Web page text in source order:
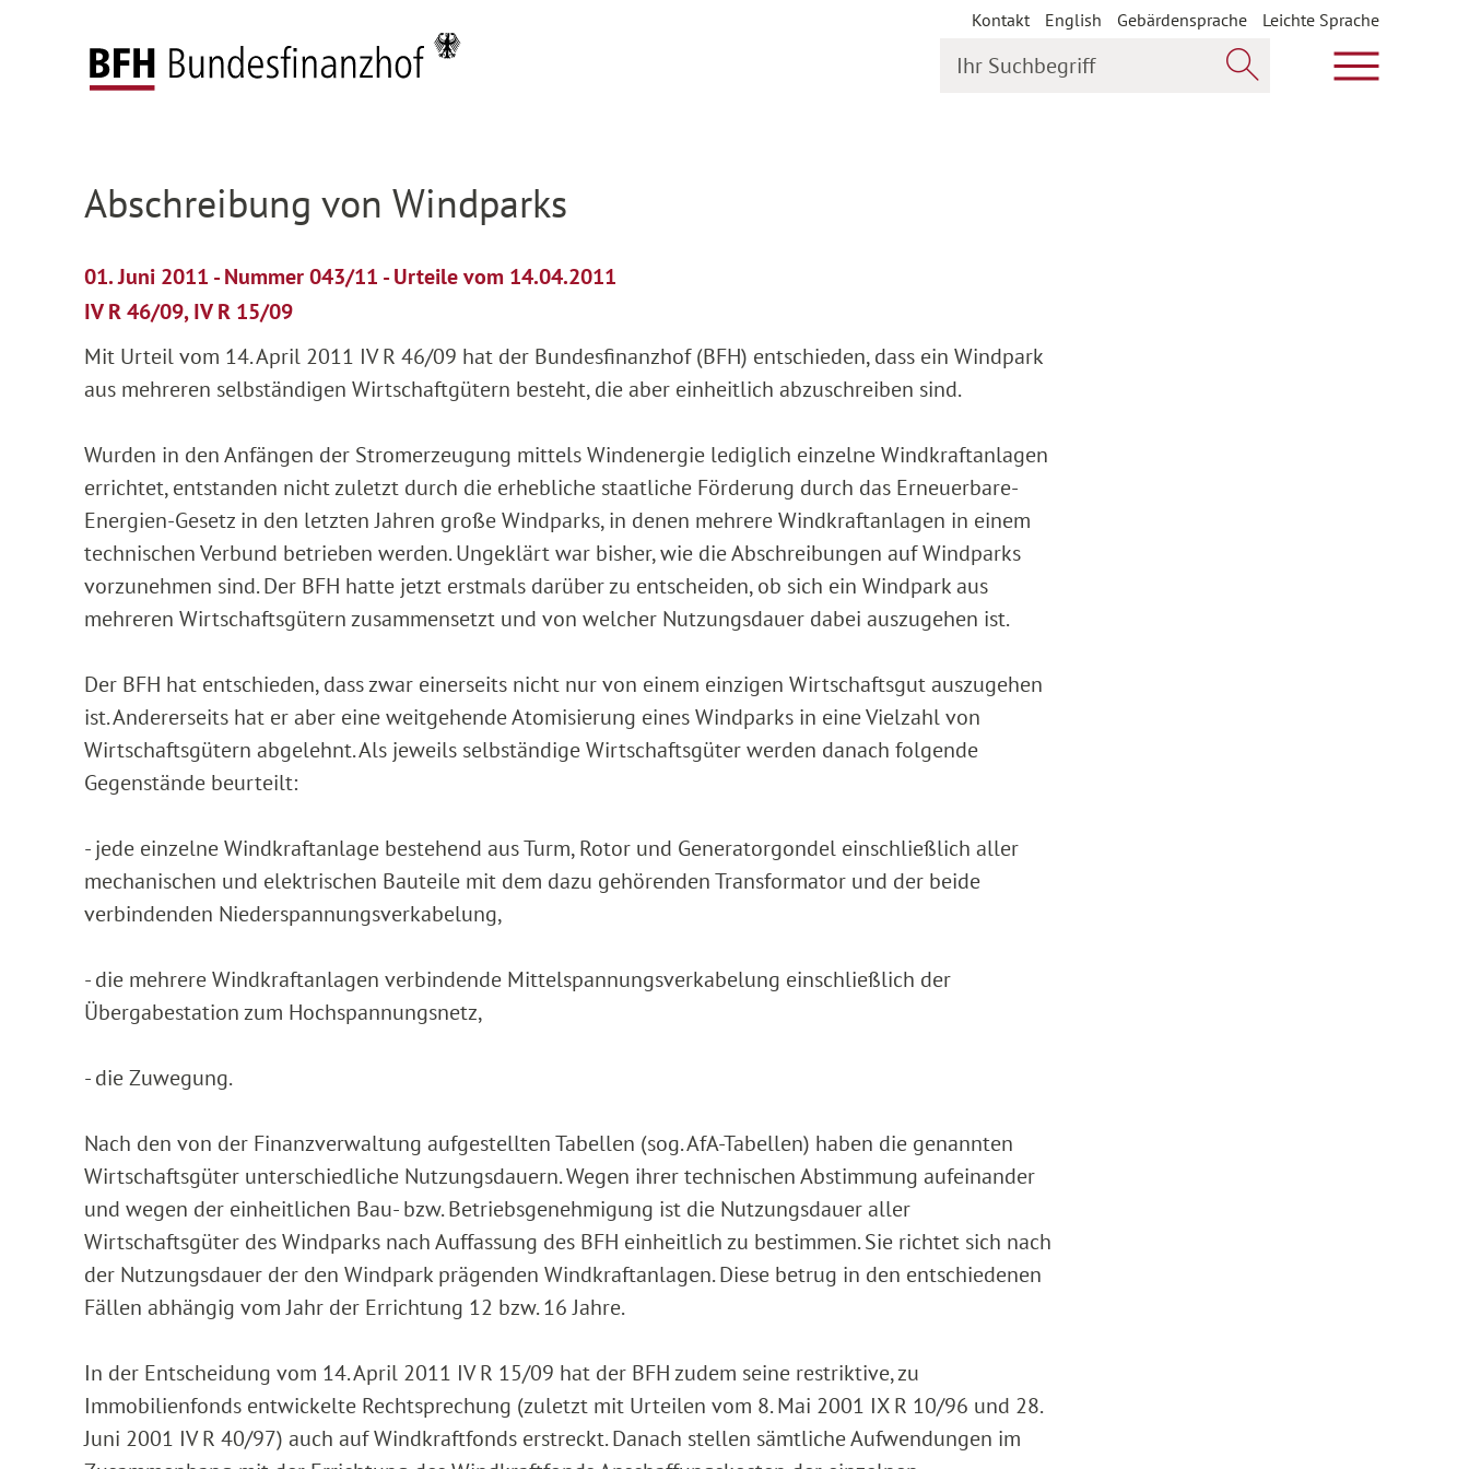
Kontakt English Gebärdensprache
Leichte Sprache
Hauptmenü
Startseite
Abschreibung von Windparks
01. Juni 2011 - Nummer 043/11 - Urteile vom 14.04.2011
IV R 46/09, IV R 15/09
Mit Urteil vom 14. April 2011 IV R 46/09 hat der Bundesfinanzhof (BFH) entschieden, dass ein Windpark
aus mehreren selbständigen Wirtschaftgütern besteht, die aber einheitlich abzuschreiben sind.
Wurden in den Anfängen der Stromerzeugung mittels Windenergie lediglich einzelne Windkraftanlagen
errichtet, entstanden nicht zuletzt durch die erhebliche staatliche Förderung durch das Erneuerbare-
Energien-Gesetz in den letzten Jahren große Windparks, in denen mehrere Windkraftanlagen in einem
technischen Verbund betrieben werden. Ungeklärt war bisher, wie die Abschreibungen auf Windparks
vorzunehmen sind. Der BFH hatte jetzt erstmals darüber zu entscheiden, ob sich ein Windpark aus
mehreren Wirtschaftsgütern zusammensetzt und von welcher Nutzungsdauer dabei auszugehen ist.
Der BFH hat entschieden, dass zwar einerseits nicht nur von einem einzigen Wirtschaftsgut auszugehen
ist. Andererseits hat er aber eine weitgehende Atomisierung eines Windparks in eine Vielzahl von
Wirtschaftsgütern abgelehnt. Als jeweils selbständige Wirtschaftsgüter werden danach folgende
Gegenstände beurteilt:
- jede einzelne Windkraftanlage bestehend aus Turm, Rotor und Generatorgondel einschließlich aller
mechanischen und elektrischen Bauteile mit dem dazu gehörenden Transformator und der beide
verbindenden Niederspannungsverkabelung,
- die mehrere Windkraftanlagen verbindende Mittelspannungsverkabelung einschließlich der
Übergabestation zum Hochspannungsnetz,
- die Zuwegung.
Nach den von der Finanzverwaltung aufgestellten Tabellen (sog. AfA-Tabellen) haben die genannten
Wirtschaftsgüter unterschiedliche Nutzungsdauern. Wegen ihrer technischen Abstimmung aufeinander
und wegen der einheitlichen Bau- bzw. Betriebsgenehmigung ist die Nutzungsdauer aller
Wirtschaftsgüter des Windparks nach Auffassung des BFH einheitlich zu bestimmen. Sie richtet sich nach
der Nutzungsdauer der den Windpark prägenden Windkraftanlagen. Diese betrug in den entschiedenen
Fällen abhängig vom Jahr der Errichtung 12 bzw. 16 Jahre.
In der Entscheidung vom 14. April 2011 IV R 15/09 hat der BFH zudem seine restriktive, zu
Immobilienfonds entwickelte Rechtsprechung (zuletzt mit Urteilen vom 8. Mai 2001 IX R 10/96 und 28.
Juni 2001 IV R 40/97) auch auf Windkraftfonds erstreckt. Danach stellen sämtliche Aufwendungen im